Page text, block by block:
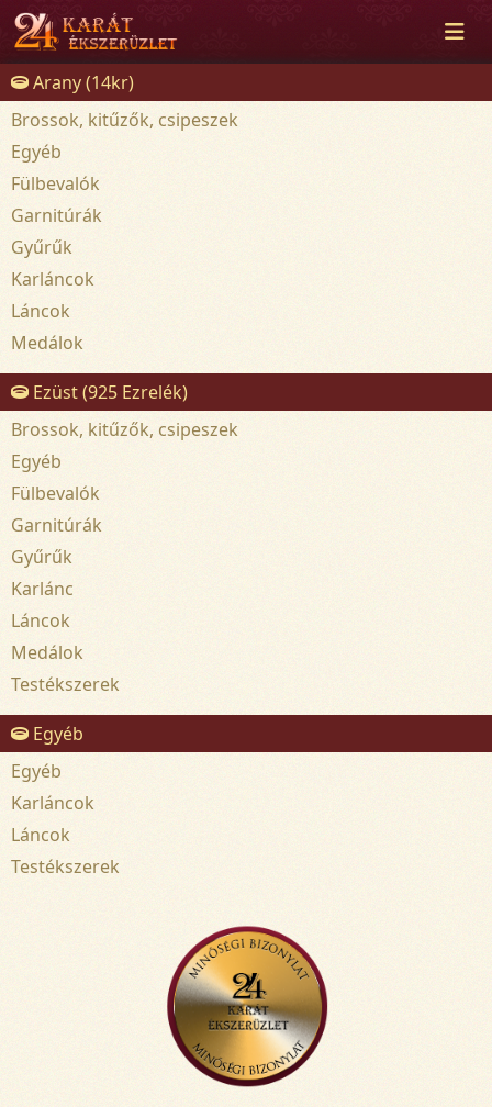
Arany (14kr)
Brossok, kitűzők, csipeszek
Egyéb
Fülbevalók
Garnitúrák
Gyűrűk
Karláncok
Láncok
Medálok
Ezüst (925 Ezrelék)
Brossok, kitűzők, csipeszek
Egyéb
Fülbevalók
Garnitúrák
Gyűrűk
Karlánc
Láncok
Medálok
Testékszerek
Egyéb
Egyéb
Karláncok
Láncok
Testékszerek